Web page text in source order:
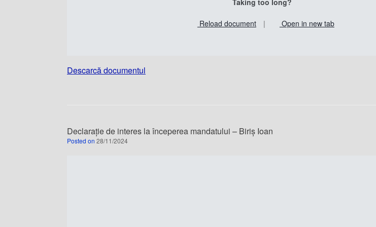
Reload document | Open in new tab
Descarcă documentul
Declarație de interes la începerea mandatului – Biriș Ioan
Posted on 28/11/2024